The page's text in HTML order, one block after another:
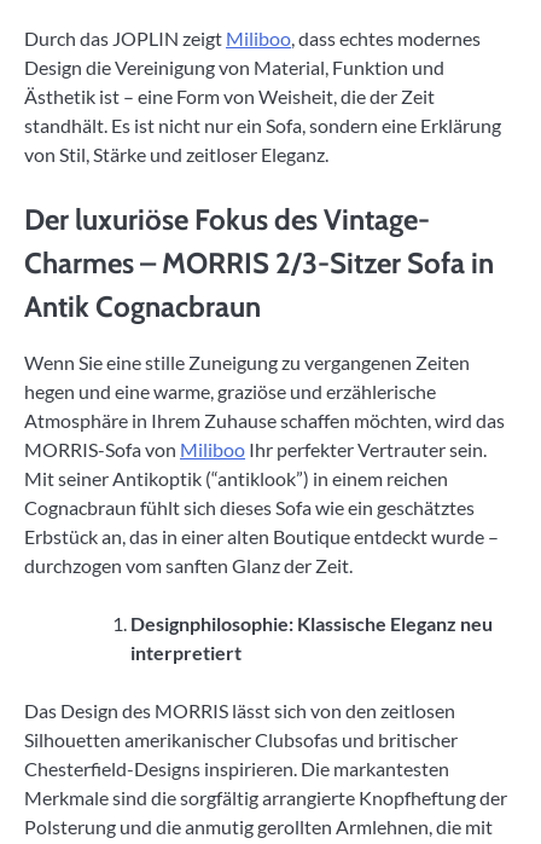
Durch das JOPLIN zeigt Miliboo , dass echtes modernes
Design die Vereinigung von Material, Funktion und
Ästhetik ist – eine Form von Weisheit, die der Zeit
standhält. Es ist nicht nur ein Sofa, sondern eine Erklärung
von Stil, Stärke und zeitloser Eleganz.
Der luxuriöse Fokus des Vintage-
Charmes – MORRIS 2/3-Sitzer Sofa in
Antik Cognacbraun
Wenn Sie eine stille Zuneigung zu vergangenen Zeiten
hegen und eine warme, graziöse und erzählerische
Atmosphäre in Ihrem Zuhause schaffen möchten, wird das
MORRIS-Sofa von Miliboo Ihr perfekter Vertrauter sein.
Mit seiner Antikoptik (“antiklook”) in einem reichen
Cognacbraun fühlt sich dieses Sofa wie ein geschätztes
Erbstück an, das in einer alten Boutique entdeckt wurde –
durchzogen vom sanften Glanz der Zeit.
Designphilosophie: Klassische Eleganz neu
interpretiert
Das Design des MORRIS lässt sich von den zeitlosen
Silhouetten amerikanischer Clubsofas und britischer
Chesterfield-Designs inspirieren. Die markantesten
Merkmale sind die sorgfältig arrangierte Knopfheftung der
Polsterung und die anmutig gerollten Armlehnen, die mit